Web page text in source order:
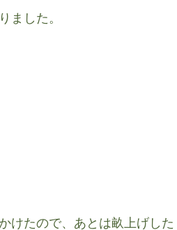
ました。
けたので、あとは畝上げした